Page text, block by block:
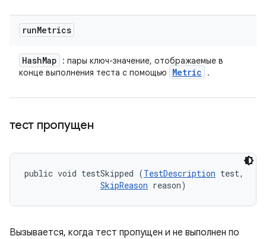
runMetrics
HashMap
: пары ключ-значение, отображаемые в
конце выполнения теста с помощью
Metric .
тест пропущен
public void testSkipped (TestDescription test,
SkipReason reason)
Вызывается, когда тест пропущен и не выполнен по